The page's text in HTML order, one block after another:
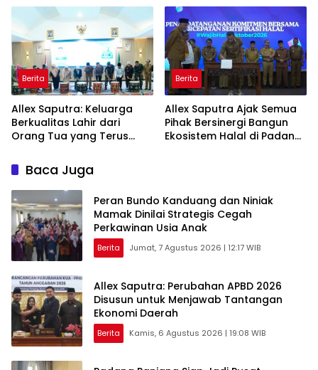
Berita
Allex Saputra: Keluarga
Berkualitas Lahir dari
Orang Tua yang Terus
Berita
Allex Saputra Ajak Semua
Pihak Bersinergi Bangun
Ekosistem Halal di Padang
Baca Juga
Peran Bundo Kanduang dan Niniak
Mamak Dinilai Strategis Cegah
Perkawinan Usia Anak
Berita Jumat, 7 Agustus 2026 | 12:17 WIB
Allex Saputra: Perubahan APBD 2026
Disusun untuk Menjawab Tantangan
Ekonomi Daerah
Berita Kamis, 6 Agustus 2026 | 19:08 WIB